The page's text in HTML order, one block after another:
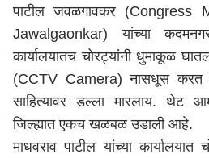
पाटील जवळगावकर (Congress
Jawalgaonkar) यांच्या
कार्यालयातच चोरट्यांनी धुमाकूळ
(CCTV Camera) नासधूस करत
साहित्यावर डल्ला मारलाय. थेट
जिल्ह्यात एकच खळबळ उडाली आहे.
माधवराव पाटील यांच्या कार्यालयात